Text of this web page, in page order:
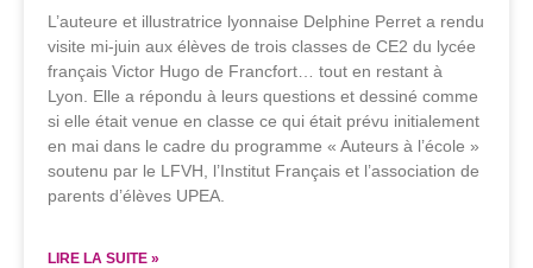
L’auteure et illustratrice lyonnaise Delphine Perret a rendu
visite mi-juin aux élèves de trois classes de CE2 du lycée
français Victor Hugo de Francfort… tout en restant à
Lyon. Elle a répondu à leurs questions et dessiné comme
si elle était venue en classe ce qui était prévu initialement
en mai dans le cadre du programme « Auteurs à l’école »
soutenu par le LFVH, l’Institut Français et l’association de
parents d’élèves UPEA.
LIRE LA SUITE »